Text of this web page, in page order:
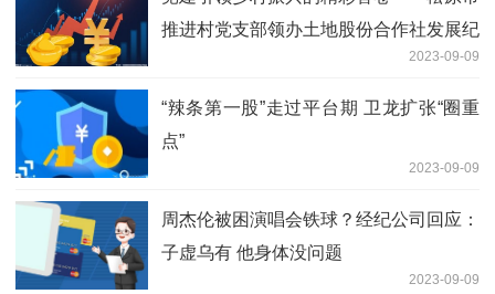
推进村党支部领办土地股份合作社发展纪
2023-09-09
“辣条第一股”走过平台期 卫龙扩张“圈重
点”
2023-09-09
周杰伦被困演唱会铁球？经纪公司回应：
子虚乌有 他身体没问题
2023-09-09